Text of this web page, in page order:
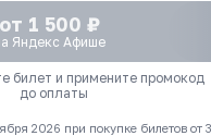
от 1 500 ₽
Яндекс Афише
билет и примените промокод
до оплаты
2026 при покупке билетов от